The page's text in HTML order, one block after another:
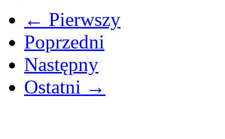
← Pierwszy
Poprzedni
Następny
Ostatni →